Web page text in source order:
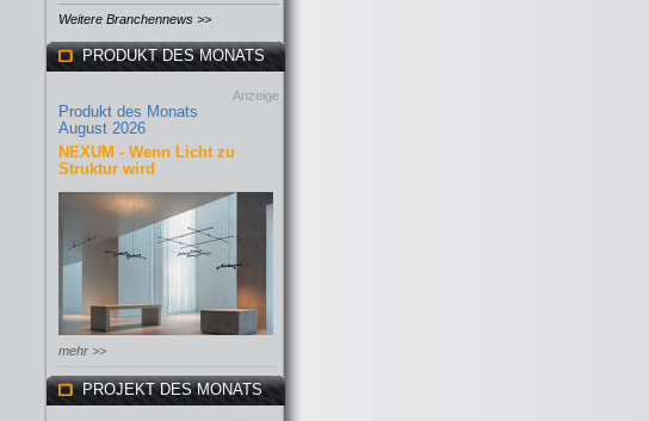
Weitere Branchennews >>
PRODUKT DES MONATS
Anzeige
Produkt des Monats
August 2026
NEXUM - Wenn Licht zu
Struktur wird
mehr >>
PROJEKT DES MONATS